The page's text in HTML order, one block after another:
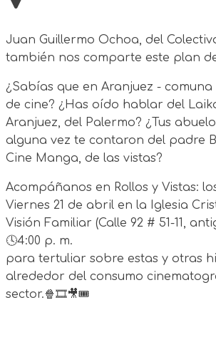
Juan Guillermo Ochoa, del
también nos comparte este plan
¿Sabías que en Aranjuez -
de cine? ¿Has oído hablar del
Aranjuez, del Palermo? ¿Tus
alguna vez te contaron del padre
Cine Manga, de las vistas?
Acompáñanos en Rollos y Vistas:
Viernes 21 de abril en la Iglesia
Visión Familiar (Calle 92 # 51-11,
🕓4:00 p. m.
para tertuliar sobre estas y otras
alrededor del consumo
sector.🍿🎞️🎥🎟️